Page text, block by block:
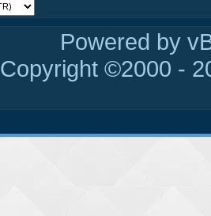
Powered by
Copyright ©2000 -